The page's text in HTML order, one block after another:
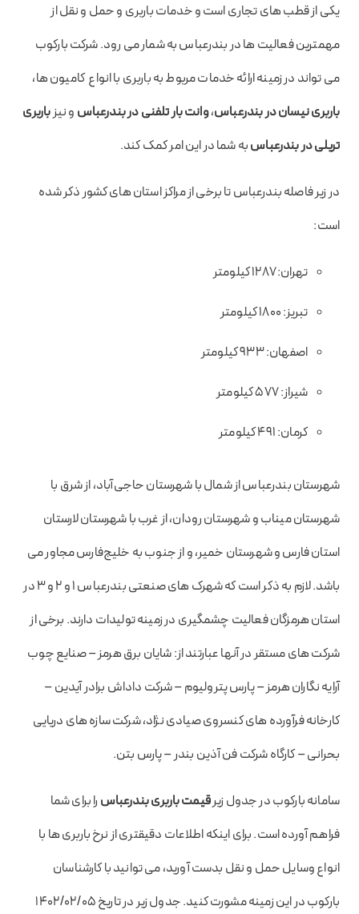
یکی از قطب های تجاری است و خدمات باربری و حمل و نقل از
مهمترین فعالیت ها در بندرعباس به شمار می رود. شرکت بارکوب
می تواند در زمینه ارائه خدمات مربوط به باربری با انواع کامیون ها،
باربری نیسان در بندرعباس،وانت بار تلفنی در بندرعباس و نیز باربری
تریلی در بندرعباسبه شما در این امر کمک کند.
در زیر فاصله بندرعباس تا برخی از مراکز استان های کشور ذکر شده
است:
تهران: ۱۲۸۷ کیلومتر
تبریز: ۱۸۰۰ کیلومتر
اصفهان: ۹۳۳ کیلومتر
شیراز: ۵۷۷ کیلومتر
کرمان: ۴۹۱ کیلومتر
شهرستان بندرعباس از شمال با شهرستان حاجی‌آباد، از شرق با
شهرستان میناب و شهرستان رودان، از غرب با شهرستان لارستان
استان فارس و شهرستان خمیر، و از جنوب به خلیج‌فارس مجاور می
باشد. لازم به ذکر است که شهرک های صنعتی بندرعباس ۱ و ۲ و ۳ در
استان هرمزگان فعالیت چشمگیری در زمینه تولیدات دارند. برخی از
شرکت های مستقر در آنها عبارتند از: شایان برق هرمز – صنایع چوب
آرایه نگاران هرمز – پارس پترولیوم – شرکت داداش برادر آیدین –
کارخانه فرآورده های کنسروی صیادی نژاد، شرکت سازه های دریایی
بحرانی – کارگاه شرکت فن آذین بندر – پارس بتن.
سامانه بارکوب در جدول زیرقیمت باربری بندرعباس را برای شما
فراهم آورده است. برای اینکه اطلاعات دقیقتری از نرخ باربری ها با
انواع وسایل حمل و نقل بدست آورید، می توانید با کارشناسان
بارکوب در این زمینه مشورت کنید. جدول زیر در تاریخ ۱۴۰۲/۰۲/۰۵